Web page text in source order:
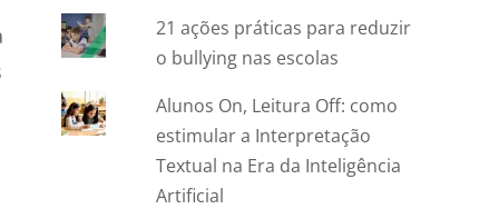
21 ações práticas para reduzir
o bullying nas escolas
Alunos On, Leitura Off: como
estimular a Interpretação
Textual na Era da Inteligência
Artificial